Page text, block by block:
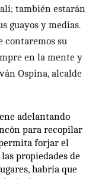
también estarán
guayos y medias.
contaremos su
en la mente y
Ospina, alcalde
adelantando
para recopilar
forjar el
propiedades de
habría que